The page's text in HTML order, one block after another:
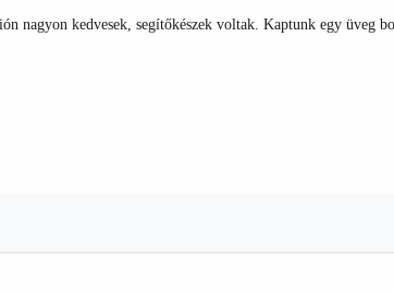
nagyon kedvesek, segítőkészek voltak. Kaptunk egy üveg